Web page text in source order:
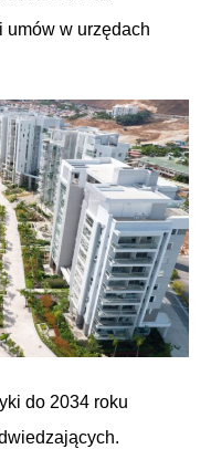
umów w urzędach
do 2034 roku